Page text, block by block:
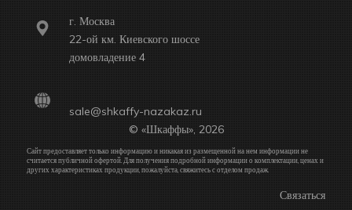
г. Москва
22-ой км. Киевского шоссе
домовладение 4
sale@shkaffy-nazakaz.ru
© «Шкаффы», 2026
Сайт предоставляет только информацию и никакая из размещенной на нем информации не
считается публичной офертой. Для получения подробной информации о комплектации, ценах и
других характеристиках продукции, пожалуйста, свяжитесь с отделом продаж.
Связаться